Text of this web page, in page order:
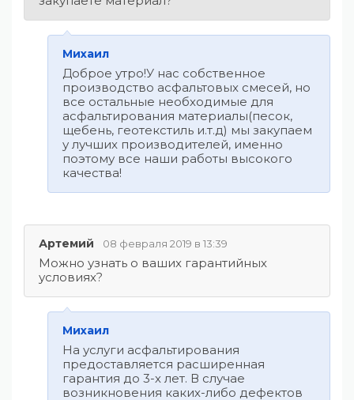
Михаил
Доброе утро!У нас собственное
производство асфальтовых смесей, но
все остальные необходимые для
асфальтирования материалы(песок,
щебень, геотекстиль и.т.д) мы закупаем
у лучших производителей, именно
поэтому все наши работы высокого
качества!
Артемий 08 февраля 2019 в 13:39
Можно узнать о ваших гарантийных
условиях?
Михаил
На услуги асфальтирования
предоставляется расширенная
гарантия до 3-х лет. В случае
возникновения каких-либо дефектов